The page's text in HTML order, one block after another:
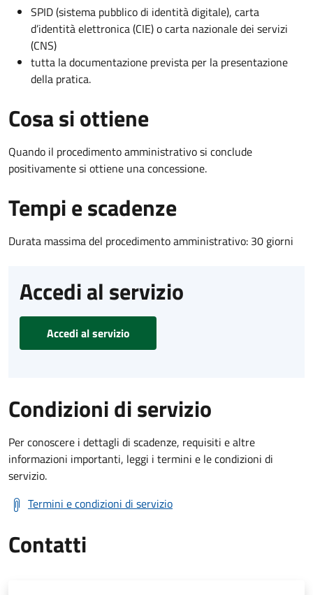
SPID (sistema pubblico di identità digitale), carta
d’identità elettronica (CIE) o carta nazionale dei servizi
(CNS)
tutta la documentazione prevista per la presentazione
della pratica.
Cosa si ottiene
Quando il procedimento amministrativo si conclude
positivamente si ottiene una concessione.
Tempi e scadenze
Durata massima del procedimento amministrativo: 30 giorni
Accedi al servizio
Accedi al servizio
Condizioni di servizio
Per conoscere i dettagli di scadenze, requisiti e altre
informazioni importanti, leggi i termini e le condizioni di
servizio.
Termini e condizioni di servizio
Contatti